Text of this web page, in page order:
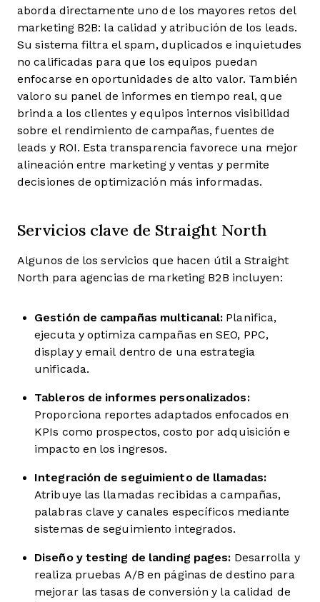
aborda directamente uno de los mayores retos del
marketing B2B: la calidad y atribución de los leads.
Su sistema filtra el spam, duplicados e inquietudes
no calificadas para que los equipos puedan
enfocarse en oportunidades de alto valor. También
valoro su panel de informes en tiempo real, que
brinda a los clientes y equipos internos visibilidad
sobre el rendimiento de campañas, fuentes de
leads y ROI. Esta transparencia favorece una mejor
alineación entre marketing y ventas y permite
decisiones de optimización más informadas.
Servicios clave de Straight North
Algunos de los servicios que hacen útil a Straight
North para agencias de marketing B2B incluyen:
Gestión de campañas multicanal: Planifica,
ejecuta y optimiza campañas en SEO, PPC,
display y email dentro de una estrategia
unificada.
Tableros de informes personalizados:
Proporciona reportes adaptados enfocados en
KPIs como prospectos, costo por adquisición e
impacto en los ingresos.
Integración de seguimiento de llamadas:
Atribuye las llamadas recibidas a campañas,
palabras clave y canales específicos mediante
sistemas de seguimiento integrados.
Diseño y testing de landing pages: Desarrolla y
realiza pruebas A/B en páginas de destino para
mejorar las tasas de conversión y la calidad de